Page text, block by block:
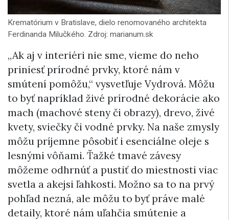
Krematórium v Bratislave, dielo renomovaného architekta
Ferdinanda Milučkého. Zdroj: marianum.sk
„Ak aj v interiéri nie sme, vieme do neho
priniesť prírodné prvky, ktoré nám v
smútení pomôžu,“ vysvetľuje Vydrová. Môžu
to byť napríklad živé prírodné dekorácie ako
mach (machové steny či obrazy), drevo, živé
kvety, sviečky či vodné prvky. Na naše zmysly
môžu príjemne pôsobiť i esenciálne oleje s
lesnými vôňami. Ťažké tmavé závesy
môžeme odhrnúť a pustiť do miestnosti viac
svetla a akejsi ľahkosti. Možno sa to na prvý
pohľad nezná, ale môžu to byť práve malé
detaily, ktoré nám uľahčia smútenie a